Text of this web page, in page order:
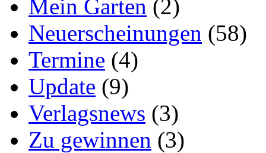
Mein Garten (2)
Neuerscheinungen (58)
Termine (4)
Update (9)
Verlagsnews (3)
Zu gewinnen (3)